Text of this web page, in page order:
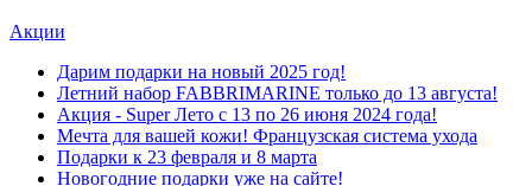
Акции
Дарим подарки на новый 2025 год!
Летний набор FABBRIMARINE только до 13 августа!
Акция - Super Лето с 13 по 26 июня 2024 года!
Мечта для вашей кожи! Французская система ухода
Подарки к 23 февраля и 8 марта
Новогодние подарки уже на сайте!